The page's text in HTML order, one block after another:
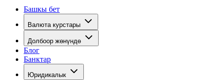
Башкы бет
Валюта курстары
Долбоор жөнүндө
Блог
Банктар
Юридикалык